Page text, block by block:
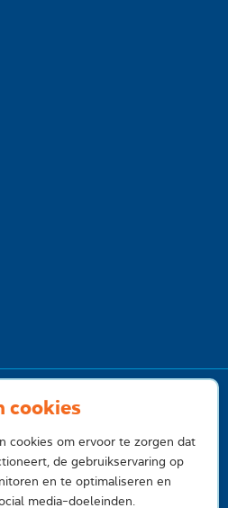
cookies
cookies om ervoor te zorgen dat
de gebruikservaring op
en te optimaliseren en
media-doeleinden.